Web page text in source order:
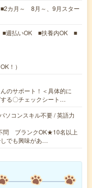
■2カ月～ 8月～、9月スター
■週払いOK ■扶養内OK ■
！）
のサポート！＜具体的に
る〇チェックシート…
ソコンスキル不要 / 英語力
問 ブランクOK★10名以上
でも興味があ…